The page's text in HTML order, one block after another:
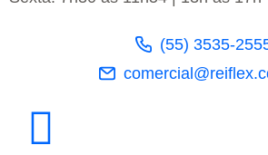
(55) 3535-